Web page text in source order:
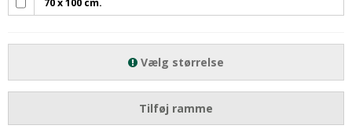
70 x 100 cm.
Vælg størrelse
Tilføj ramme